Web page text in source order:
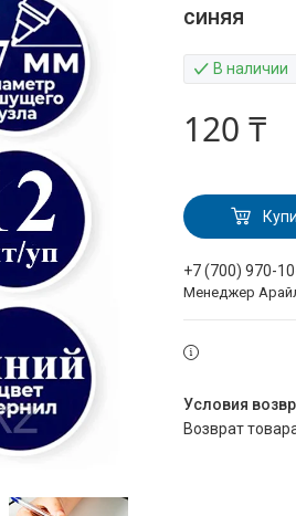
синяя
В наличии
120 ₸
+7 (700) 970-
Менеджер
возврат